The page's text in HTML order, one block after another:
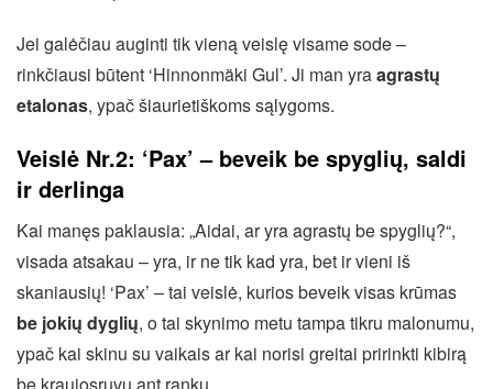
Jei galėčiau auginti tik vieną veislę visame sode –
rinkčiausi būtent ‘Hinnonmäki Gul’. Ji man yraagrastų
etalonas, ypač šiaurietiškoms sąlygoms.
Veislė Nr.2: ‘Pax’ – beveik be spyglių, saldi
ir derlinga
Kai manęs paklausia: „Aidai, ar yra agrastų be spyglių?“,
visada atsakau – yra, ir ne tik kad yra, bet ir vieni iš
skaniausių! ‘Pax’ – tai veislė, kurios beveik visas krūmas
be jokių dyglių, o tai skynimo metu tampa tikru malonumu,
ypač kai skinu su vaikais ar kai norisi greitai pririnkti kibirą